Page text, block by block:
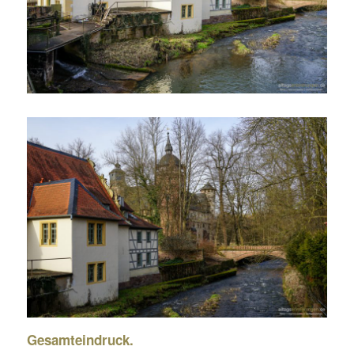
Gesamteindruck.